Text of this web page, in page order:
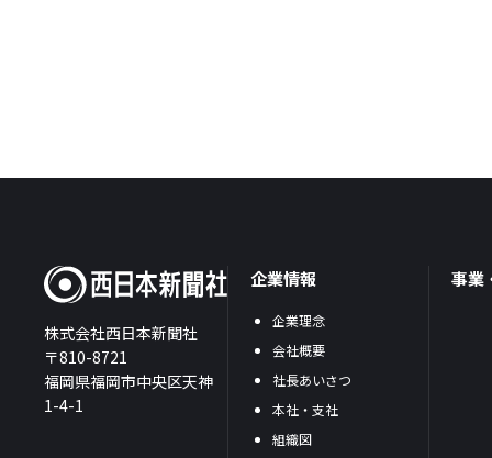
株式会社西日本新聞社
〒810-8721
福岡県福岡市中央区天神
1-4-1
企業情報
企業理念
会社概要
社長あいさつ
本社・支社
組織図
事業